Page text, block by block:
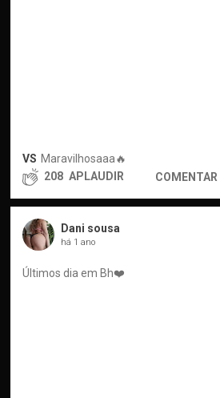
VS Maravilhosaaa🔥
208 APLAUDIR COMENTAR
Dani sousa
há 1 ano
Últimos dia em Bh❤️